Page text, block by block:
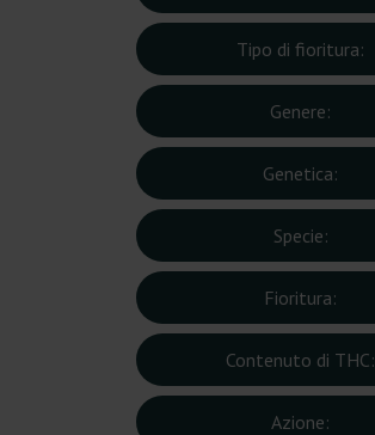
Tipo di fioritura:
Genere:
Genetica:
Specie:
Fioritura:
Contenuto di THC:
Azione: